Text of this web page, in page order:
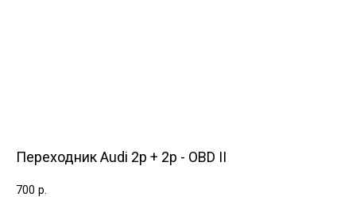
Переходник Audi 2p + 2p - OBD II
700 р.